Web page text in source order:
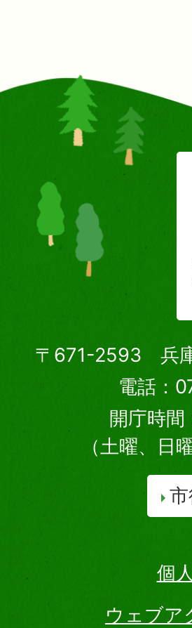
〒671-2593 兵
電話：
開庁時
（土曜、日
個
ウェブア